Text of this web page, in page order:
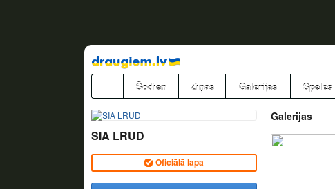
Pāriet
uz
saturu
Šodien Ziņas Galerijas Spēles
SIA LRUD
Oficiālā lapa
Galerijas